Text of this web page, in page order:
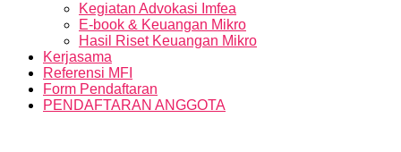
Kegiatan Advokasi Imfea
E-book & Keuangan Mikro
Hasil Riset Keuangan Mikro
Kerjasama
Referensi MFI
Form Pendaftaran
PENDAFTARAN ANGGOTA